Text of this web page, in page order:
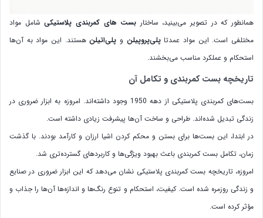
همانطور که در تصویر می‌بینید، ساختار بست های کمربندی پلاستیکیشامل مواد
مختلفی است. این مواد عمدتاپلی‌پروپیلن و پلی‌اتیلنهستند. این مواد به آن‌ها
استحکام و عملکرد مناسب می‌بخشند.
تاریخچه بست کمربندی و تکامل آن
بست‌های کمربندی پلاستیکی از دهه 1950 وجود داشته‌اند. امروزه به ابزار ضروری در
زندگی تبدیل شده‌اند. طراحی و ساخت آن‌ها پیشرفت زیادی داشته است.
در ابتدا، این بست‌ها برای بستن و محکم کردن اشیا ارزان و کارآمد بودند. با گذشت
زمان، تکامل بست کمربندی باعث بهبود ویژگی‌ها و کاربردهای گسترده‌تری شد.
امروزه، تاریخچه بست کمربندی پلاستیکی نشان می‌دهد که این ابزار ضروری در صنایع
و زندگی روزمره شده است. کیفیت، استحکام و تنوع رنگ‌ها و اندازه‌ها آن‌ها را جذاب و
مؤثر کرده است.